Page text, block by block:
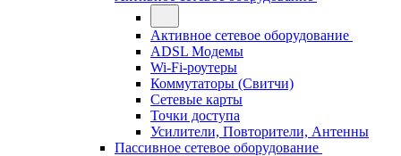
Активное сетевое оборудование
ADSL Модемы
Wi-Fi-роутеры
Коммутаторы (Свитчи)
Сетевые карты
Точки доступа
Усилители, Повторители, Антенны
Пассивное сетевое оборудование